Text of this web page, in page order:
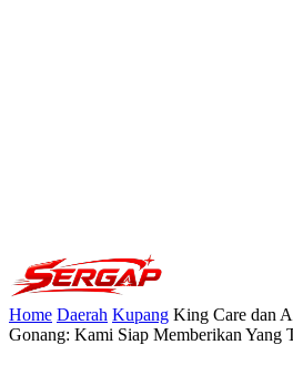
Home Daerah Kupang King Care dan
Gonang: Kami Siap Memberikan Yang